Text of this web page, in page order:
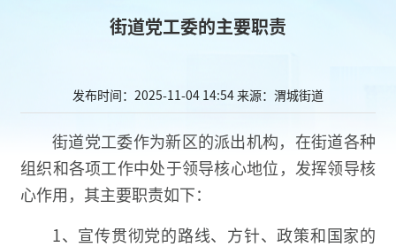
街道党工委的主要职责
发布时间：2025-11-04 14:54来源：渭城街道
街道党工委作为新区的派出机构，在街道各种
组织和各项工作中处于领导核心地位，发挥领导核
心作用，其主要职责如下：
1、宣传贯彻党的路线、方针、政策和国家的